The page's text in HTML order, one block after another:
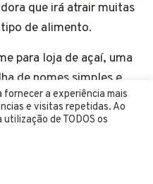
que irá atrair muitas
de alimento.
para loja de açaí, uma
de nomes simples e
ideal para que os
de seu negócio e até
para indicarem a
fornecer a experiência mais
e visitas repetidas. Ao
de TODOS os